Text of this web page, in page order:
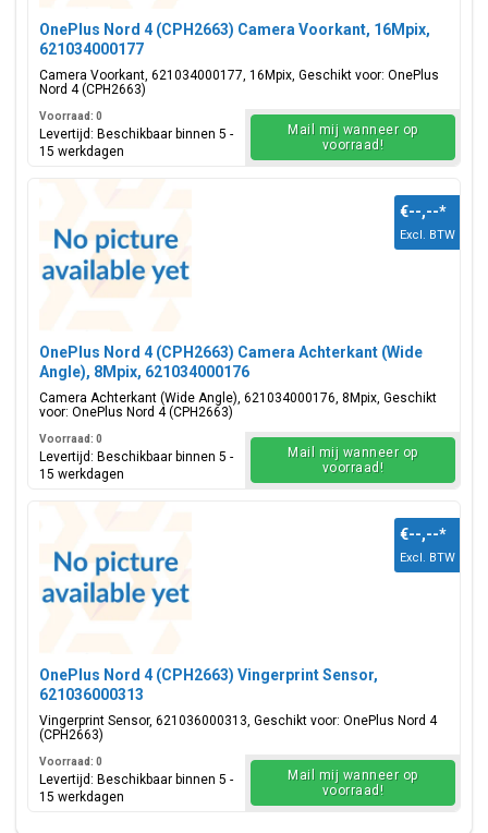
OnePlus Nord 4 (CPH2663) Camera Voorkant, 16Mpix,
621034000177
Camera Voorkant, 621034000177, 16Mpix, Geschikt voor: OnePlus
Nord 4 (CPH2663)
Voorraad: 0
Levertijd: Beschikbaar binnen 5 -
15 werkdagen
Mail mij wanneer op
voorraad!
OnePlus Nord 4 (CPH2663) Camera Achterkant (Wide
Angle), 8Mpix, 621034000176
Camera Achterkant (Wide Angle), 621034000176, 8Mpix, Geschikt
voor: OnePlus Nord 4 (CPH2663)
€--,--*
Excl. BTW
Voorraad: 0
Levertijd: Beschikbaar binnen 5 -
15 werkdagen
Mail mij wanneer op
voorraad!
OnePlus Nord 4 (CPH2663) Vingerprint Sensor,
621036000313
Vingerprint Sensor, 621036000313, Geschikt voor: OnePlus Nord 4
(CPH2663)
€--,--*
Excl. BTW
Voorraad: 0
Levertijd: Beschikbaar binnen 5 -
15 werkdagen
Mail mij wanneer op
voorraad!